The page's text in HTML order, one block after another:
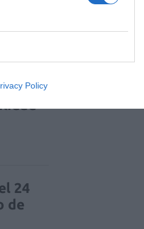
Policy
de
24
de